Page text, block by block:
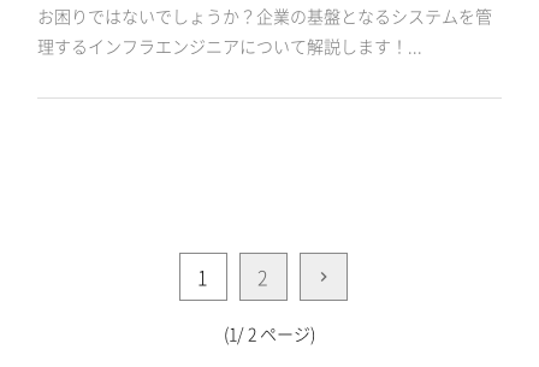
お困りではないでしょうか？企業の基盤となるシステムを管
理するインフラエンジニアについて解説します！...
1 2
(1/ 2 ページ)